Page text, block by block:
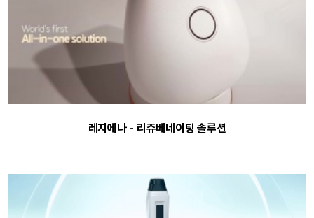
레지에나 - 리쥬베네이팅 솔루션